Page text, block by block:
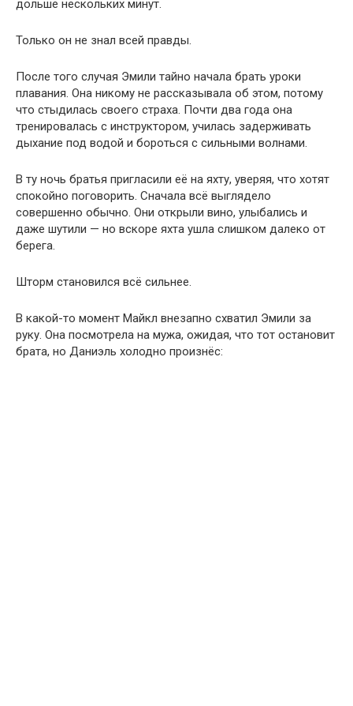
дольше нескольких минут.
Только он не знал всей правды.
После того случая Эмили тайно начала брать уроки
плавания. Она никому не рассказывала об этом, потому
что стыдилась своего страха. Почти два года она
тренировалась с инструктором, училась задерживать
дыхание под водой и бороться с сильными волнами.
В ту ночь братья пригласили её на яхту, уверяя, что хотят
спокойно поговорить. Сначала всё выглядело
совершенно обычно. Они открыли вино, улыбались и
даже шутили — но вскоре яхта ушла слишком далеко от
берега.
Шторм становился всё сильнее.
В какой-то момент Майкл внезапно схватил Эмили за
руку. Она посмотрела на мужа, ожидая, что тот остановит
брата, но Даниэль холодно произнёс: